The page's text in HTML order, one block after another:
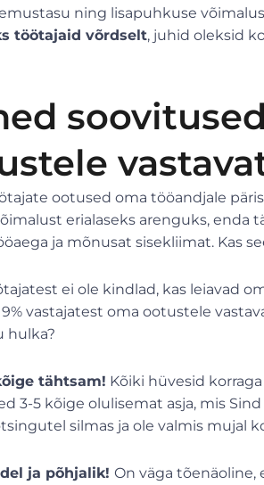
ning lisapuhkuse
töötajaid võrdselt, juhid oleksid
ootused oma tööandjale
erialaseks arenguks, enda
ja mõnusat sisekliimat. Kas
ei ole kindlad, kas leiavad
vastajatest oma ootustele
hulka?
tähtsam! Kõiki hüvesid
3-5 kõige olulisemat asja, mis
silmas ja ole valmis mujal
ja põhjalik! On väga